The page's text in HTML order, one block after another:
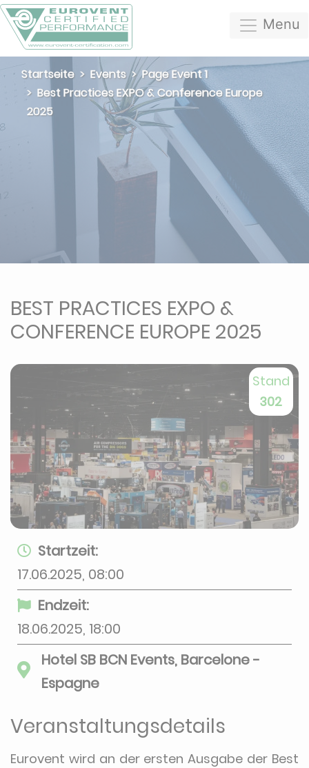
Menu
Startseite Events
Page Event 1
Best Practices EXPO & Conference Europe
2025
BEST PRACTICES EXPO &
CONFERENCE EUROPE 2025
Stand
302
Startzeit:
17.06.2025, 08:00
Endzeit:
18.06.2025, 18:00
Hotel SB BCN Events, Barcelone -
Espagne
Veranstaltungsdetails
Eurovent wird an der ersten Ausgabe der Best